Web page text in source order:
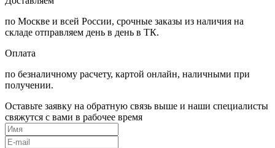
по Москве и всей России, срочные заказы из наличия на
складе отправляем день в день в ТК.
Оплата
по безналичному расчету, картой онлайн, наличными при
получении.
Оставьте заявку на обратную связь выше и наши специалисты
свяжутся с вами в рабочее время